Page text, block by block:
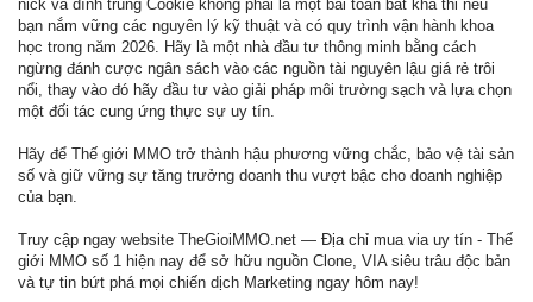
nick và dính trùng Cookie không phải là một bài toán bất khả thi nếu
bạn nắm vững các nguyên lý kỹ thuật và có quy trình vận hành khoa
học trong năm 2026. Hãy là một nhà đầu tư thông minh bằng cách
ngừng đánh cược ngân sách vào các nguồn tài nguyên lậu giá rẻ trôi
nổi, thay vào đó hãy đầu tư vào giải pháp môi trường sạch và lựa chọn
một đối tác cung ứng thực sự uy tín.
Hãy để Thế giới MMO trở thành hậu phương vững chắc, bảo vệ tài sản
số và giữ vững sự tăng trưởng doanh thu vượt bậc cho doanh nghiệp
của bạn.
Truy cập ngay website TheGioiMMO.net — Địa chỉ mua via uy tín - Thế
giới MMO số 1 hiện nay để sở hữu nguồn Clone, VIA siêu trâu độc bản
và tự tin bứt phá mọi chiến dịch Marketing ngay hôm nay!